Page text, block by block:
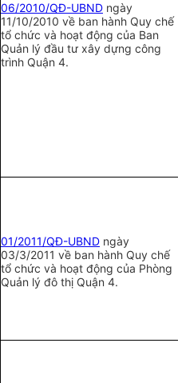
06/2010/QĐ-UBND ngày
11/10/2010 về ban hành Quy chế
tổ chức và hoạt động của Ban
Quản lý đầu tư xây dựng công
trình Quận 4.
01/2011/QĐ-UBND ngày
03/3/2011 về ban hành Quy chế
tổ chức và hoạt động của Phòng
Quản lý đô thị Quận 4.